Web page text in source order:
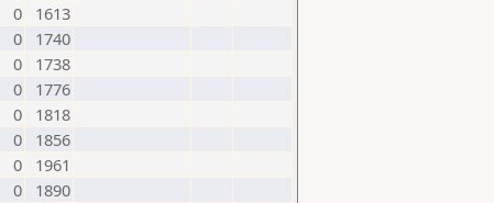
0
1613
0
1740
0
1738
0
1776
0
1818
0
1856
0
1961
0
1890